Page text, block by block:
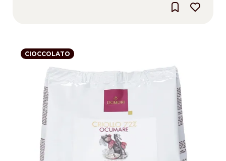
CIOCCOLATO